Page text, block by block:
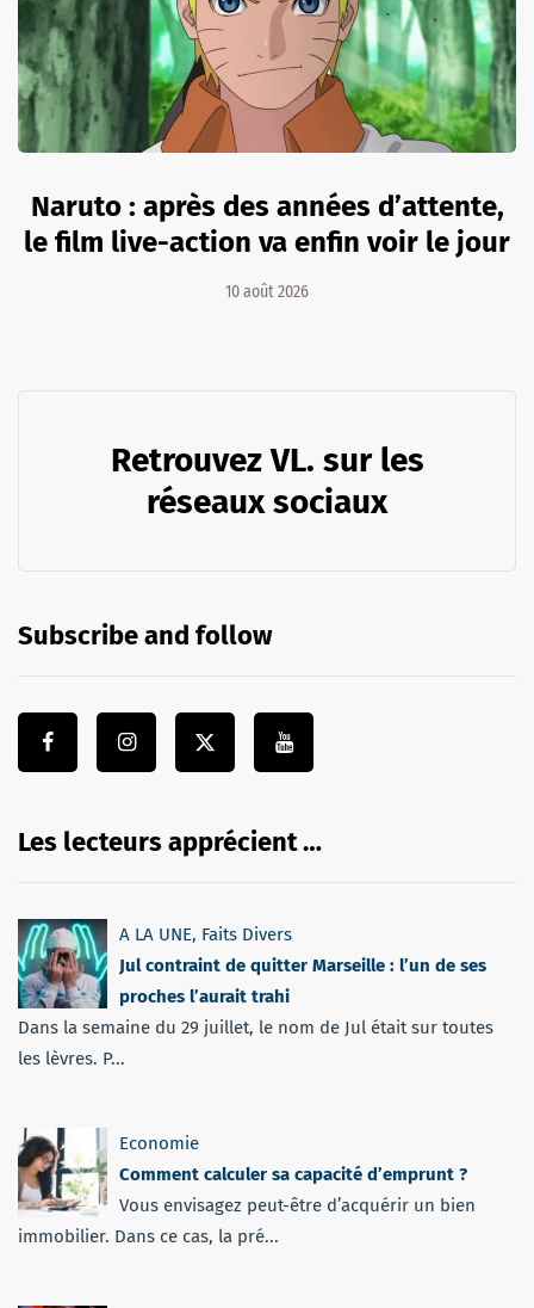
Naruto : après des années d’attente,
le film live-action va enfin voir le jour
10 août 2026
Retrouvez VL. sur les
réseaux sociaux
Subscribe and follow
Les lecteurs apprécient …
A LA UNE, Faits Divers
Jul contraint de quitter Marseille : l’un de ses
proches l’aurait trahi
Dans la semaine du 29 juillet, le nom de Jul était sur toutes
les lèvres. P...
Economie
Comment calculer sa capacité d’emprunt ?
Vous envisagez peut-être d’acquérir un bien
immobilier. Dans ce cas, la pré...